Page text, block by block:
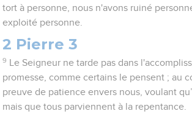
tort à personne, nous n'avons ruiné
exploité personne.
2 Pierre 3
9
Le Seigneur ne tarde pas dans
promesse, comme certains le pensent ; au
preuve de patience envers nous, voulant
mais que tous parviennent à la repentance.